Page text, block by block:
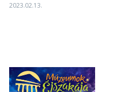
2023.02.13.